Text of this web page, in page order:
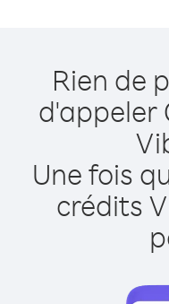
Rien de
d'appeler
Une fois
crédits